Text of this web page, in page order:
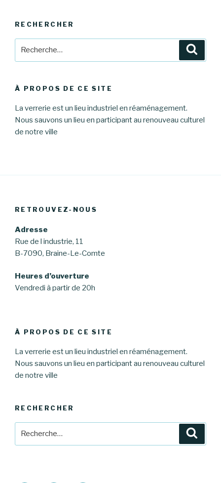
RECHERCHER
À PROPOS DE CE SITE
La verrerie est un lieu industriel en réaménagement.
Nous sauvons un lieu en participant au renouveau culturel
de notre ville
RETROUVEZ-NOUS
Adresse
Rue de l industrie, 11
B-7090, Braine-Le-Comte
Heures d’ouverture
Vendredi à partir de 20h
À PROPOS DE CE SITE
La verrerie est un lieu industriel en réaménagement.
Nous sauvons un lieu en participant au renouveau culturel
de notre ville
RECHERCHER